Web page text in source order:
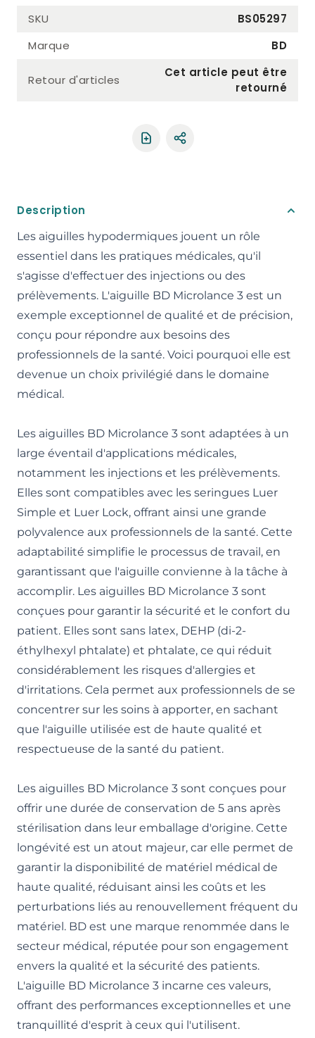
SKU
BS05297
Marque
BD
Retour d'articles
Cet article peut être
retourné
Partager le produit
Description
Les aiguilles hypodermiques jouent un rôle
essentiel dans les pratiques médicales, qu'il
s'agisse d'effectuer des injections ou des
prélèvements. L'aiguille BD Microlance 3 est un
exemple exceptionnel de qualité et de précision,
conçu pour répondre aux besoins des
professionnels de la santé. Voici pourquoi elle est
devenue un choix privilégié dans le domaine
médical.
Les aiguilles BD Microlance 3 sont adaptées à un
large éventail d'applications médicales,
notamment les injections et les prélèvements.
Elles sont compatibles avec les seringues Luer
Simple et Luer Lock, offrant ainsi une grande
polyvalence aux professionnels de la santé. Cette
adaptabilité simplifie le processus de travail, en
garantissant que l'aiguille convienne à la tâche à
accomplir. Les aiguilles BD Microlance 3 sont
conçues pour garantir la sécurité et le confort du
patient. Elles sont sans latex, DEHP (di-2-
éthylhexyl phtalate) et phtalate, ce qui réduit
considérablement les risques d'allergies et
d'irritations. Cela permet aux professionnels de se
concentrer sur les soins à apporter, en sachant
que l'aiguille utilisée est de haute qualité et
respectueuse de la santé du patient.
Les aiguilles BD Microlance 3 sont conçues pour
offrir une durée de conservation de 5 ans après
stérilisation dans leur emballage d'origine. Cette
longévité est un atout majeur, car elle permet de
garantir la disponibilité de matériel médical de
haute qualité, réduisant ainsi les coûts et les
perturbations liés au renouvellement fréquent du
matériel. BD est une marque renommée dans le
secteur médical, réputée pour son engagement
envers la qualité et la sécurité des patients.
L'aiguille BD Microlance 3 incarne ces valeurs,
offrant des performances exceptionnelles et une
tranquillité d'esprit à ceux qui l'utilisent.